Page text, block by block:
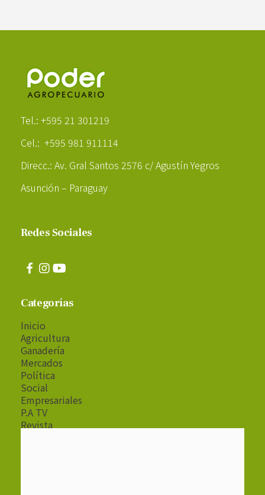
Tel.: +595 21 301219
Cel.: +595 981 911114
Direcc.: Av. Gral Santos 2576 c/ Agustín Yegros
Asunción – Paraguay
Redes Sociales
Categorías
Inicio
Agricultura
Ganadería
Mercados
Política
Social
Empresariales
P.A TV
Revista